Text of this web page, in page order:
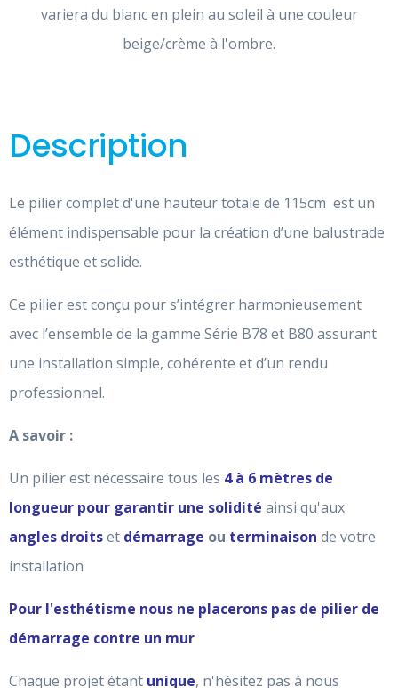
variera du blanc en plein au soleil à une couleur
beige/crème à l'ombre.
Description
Le pilier complet d'une hauteur totale de 115cm est un
élément indispensable pour la création d’une balustrade
esthétique et solide.
Ce pilier est conçu pour s’intégrer harmonieusement
avec l’ensemble de la gamme Série B78 et B80 assurant
une installation simple, cohérente et d’un rendu
professionnel.
A savoir :
Un pilier est nécessaire tous les 4 à 6 mètres de
longueur pour garantir une solidité ainsi qu'aux
angles droitset démarrage ou terminaison de votre
installation
Pour l'esthétisme nous ne placerons pas de pilier de
démarrage contre un mur
Chaque projet étant unique, n'hésitez pas à nous